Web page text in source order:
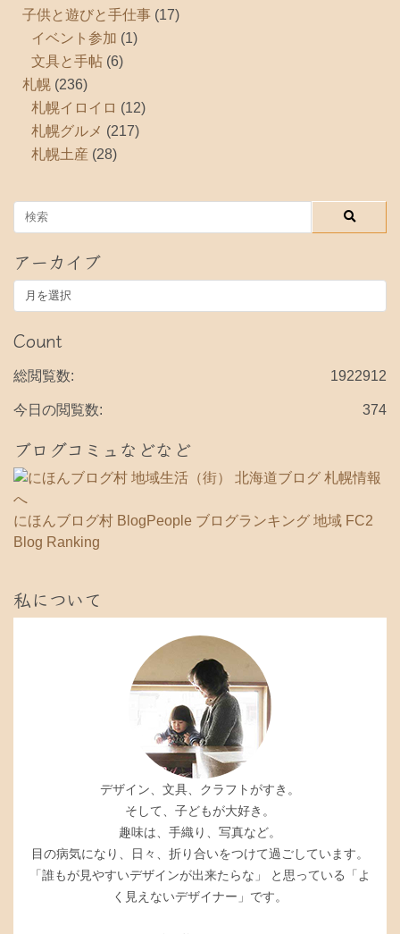
子供と遊びと手仕事 (17)
イベント参加 (1)
文具と手帖 (6)
札幌 (236)
札幌イロイロ (12)
札幌グルメ (217)
札幌土産 (28)
アーカイブ
ー
カ
ブ
Count
1922912
総閲覧数:
374
今日の閲覧数:
ブログコミュなどなど
にほんブログ村 BlogPeople ブログランキング 地域 FC2
Blog Ranking
私について
デザイン、文具、クラフトがすき。
そして、子どもが大好き。
趣味は、手織り、写真など。
目の病気になり、日々、折り合いをつけて過ごしています。
「誰もが見やすいデザインが出来たらな」 と思っている「よ
く見えないデザイナー」です。